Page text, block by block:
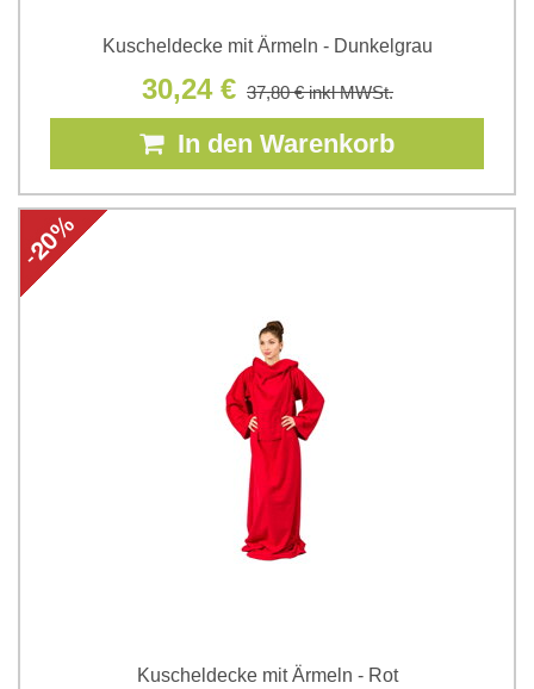
Kuscheldecke mit Ärmeln - Dunkelgrau
30,24 € 37,80 €inkl MWSt.
In den Warenkorb
Kuscheldecke mit Ärmeln - Rot